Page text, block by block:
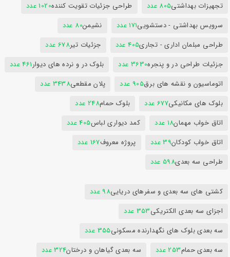
تجهیزات بهداشتی805 عدد طراحی جزئیات تقویت کننده1020 عدد
سرویس بهداشتی - دستشویی171 عدد نشیمن80 عدد
طراحی مبلمان اداری - تجاری405 عدد جزئیات تیر678 عدد
جزئیات طراحی در و پنجره3630 عدد بلوک در و نرده های دیوار461 عدد
اتوماسیون و نقشه های برق905 عدد پلان مقطعی3438 عدد
بلوک های مکانیکی677 عدد بلوک حمام248 عدد
اتاق خواب مهمان18 عدد کمد دیواری لباس405 عدد
اتاق خواب کودکان39 عدد پروژه معروف167 عدد
طراحی سه بعدی598 عدد
کشتی های سه بعدی و سفرهای دریایی98 عدد
اجزای سه بعدی الکتریکی353 عدد
سه بعدی بلوک های نگهدارنده مسکونی355 عدد
سه بعدی حمام253 عدد سه بعدی گیاهان و درختان324 عدد